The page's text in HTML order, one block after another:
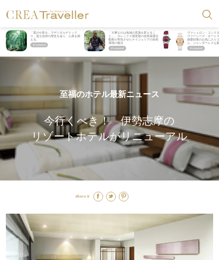
「星のや富士」でデジタルデトック
ス。冨士信仰の歴史を辿り、心身を調
える。
「大事なのは地域の意識を変えるこ
と」。ロレックス賞受賞の自然保護活
動家が実現させたナイジェリアの自然
環境の復活
ヴァシュロン・コンス
ヴァーシーズ・オート
旅愛好家のお気に入り
ら、ジェンダーレスな
至福のホテル最新ニュース
今行くべき！ 伊勢志摩の
リゾートホテルがリニューアル
Share it